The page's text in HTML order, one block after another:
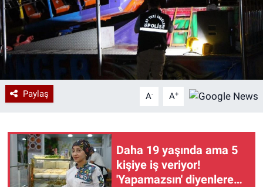
Paylaş A- A+
Daha 19 yaşında ama 5
kişiye iş veriyor!
'Yapamazsın' diyenlere
Erişim Bilgileri
Sağlık
Teknoloji